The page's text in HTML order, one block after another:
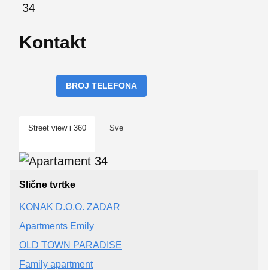
34
Kontakt
BROJ TELEFONA
Street view i 360 Sve
Slične tvrtke
KONAK D.O.O. ZADAR
Apartments Emily
OLD TOWN PARADISE
Family apartment